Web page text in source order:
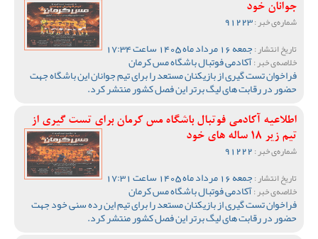
جوانان خود
شماره‌ی خبر :
تاریخ انتشار :جمعه 16 مرداد ماه 1405 ساعت 17:34
خلاصه‌ی خبر :آکادمی فوتبال باشگاه مس کرمان
فراخوان تست گیری از بازیکنان مستعد را برای تیم جوانان این باشگاه جهت
حضور در رقابت های لیگ برتر این فصل کشور منتشر کرد.
اطلاعیه آکادمی فوتبال باشگاه مس کرمان برای تست گیری از
تیم زیر 18 ساله های خود
شماره‌ی خبر :
تاریخ انتشار :جمعه 16 مرداد ماه 1405 ساعت 17:31
خلاصه‌ی خبر :آکادمی فوتبال باشگاه مس کرمان
فراخوان تست گیری از بازیکنان مستعد را برای تیم این رده سنی خود جهت
حضور در رقابت های لیگ برتر این فصل کشور منتشر کرد.